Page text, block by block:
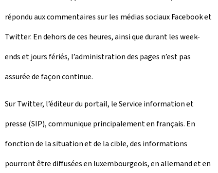
répondu aux commentaires sur les médias sociaux Facebook et
Twitter. En dehors de ces heures, ainsi que durant les week-
ends et jours fériés, l’administration des pages n’est pas
assurée de façon continue.
Sur Twitter, l’éditeur du portail, le Service information et
presse (SIP), communique principalement en français. En
fonction de la situation et de la cible, des informations
pourront être diffusées en luxembourgeois, en allemand et en